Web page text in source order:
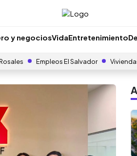
y negociosVidaEntretenimiento
Empleos El Salvador